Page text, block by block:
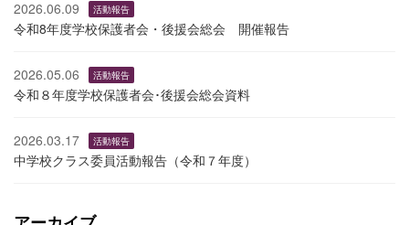
2026.06.09 活動報告
令和8年度学校保護者会・後援会総会 開催報告
2026.05.06 活動報告
令和８年度学校保護者会･後援会総会資料
2026.03.17 活動報告
中学校クラス委員活動報告（令和７年度）